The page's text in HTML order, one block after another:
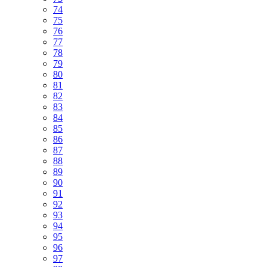
74
75
76
77
78
79
80
81
82
83
84
85
86
87
88
89
90
91
92
93
94
95
96
97